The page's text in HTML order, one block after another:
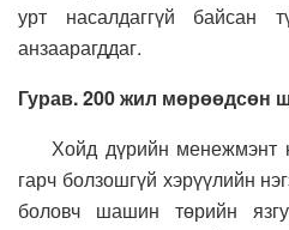
урт насалдаггүй байсан
анзаарагддаг.
Гурав. 200 жил мөрөөдсөн
Хойд дүрийн менежмэнт
гарч болзошгүй хэрүүлийн
боловч шашин төрийн